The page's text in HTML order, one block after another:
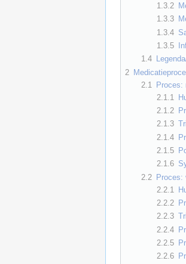
1.3.2
1.3.3
1.3.4
1.3.5
1.4
2
2.1
Proces:
2.1.1
2.1.2
2.1.3
2.1.4
2.1.5
2.1.6
2.2 Proces:
2.2.1
2.2.2
2.2.3
2.2.4
2.2.5
2.2.6